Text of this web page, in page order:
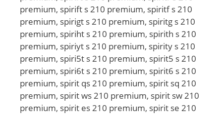
premium, spirift s 210 premium, spiritf s 210
premium, spirigt s 210 premium, spiritg s 210
premium, spiriht s 210 premium, spirith s 210
premium, spiriyt s 210 premium, spirity s 210
premium, spiri5t s 210 premium, spirit5 s 210
premium, spiri6t s 210 premium, spirit6 s 210
premium, spirit qs 210 premium, spirit sq 210
premium, spirit ws 210 premium, spirit sw 210
premium, spirit es 210 premium, spirit se 210